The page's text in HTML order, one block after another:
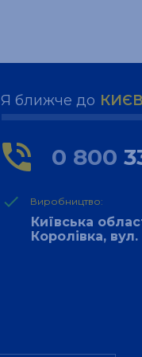
Я ближче до
phone_in_talk 0 800
done Виробництво:
Київська
Королівка,